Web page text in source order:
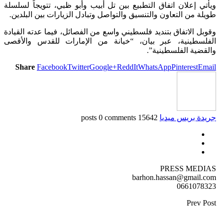
ويأتي إعلان اتفاق التطبيع بين تل أبيب وأبو ظبي، تتويجاً لسلسلة
طويلة من التعاون والتنسيق والتواصل وتبادل الزيارات بين البلدين.
وقوبل الاتفاق بتنديد فلسطيني واسع من الفصائل، فيما عدته القيادة
الفلسطينية، عبر بيان، “خيانة من الإمارات للقدس والأقصى
والقضية الفلسطينية”.
Share FacebookTwitterGoogle+ReddItWhatsAppPinterestEmail
جريدة بريس ميديا 15642 posts
0 comments
PRESS MEDIAS
barhon.hassan@gmail.com
0661078323
Prev Post